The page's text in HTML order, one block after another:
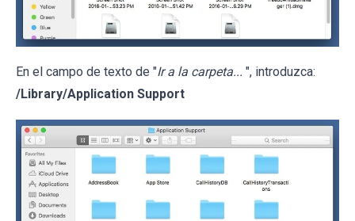
En el campo de texto de "Ir a la carpeta... ", introduzca:
/Library/Application Support